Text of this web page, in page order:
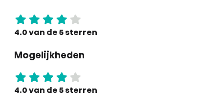
4.0 van de 5 sterren
Mogelijkheden
4.0 van de 5 sterren